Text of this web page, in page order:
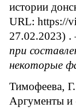
истории
URL: https://
27.02.2023)
при
некоторые
Тимофеева,
Аргументы